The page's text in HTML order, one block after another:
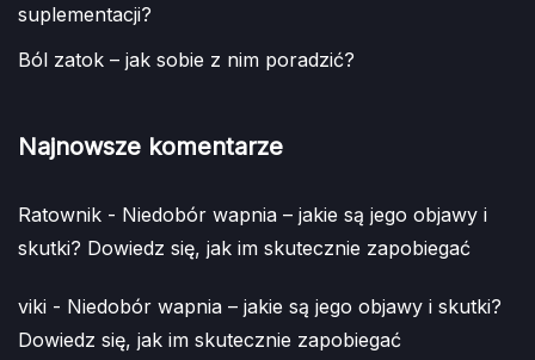
suplementacji?
Ból zatok – jak sobie z nim poradzić?
Najnowsze komentarze
Ratownik - Niedobór wapnia – jakie są jego objawy i
skutki? Dowiedz się, jak im skutecznie zapobiegać
viki - Niedobór wapnia – jakie są jego objawy i skutki?
Dowiedz się, jak im skutecznie zapobiegać